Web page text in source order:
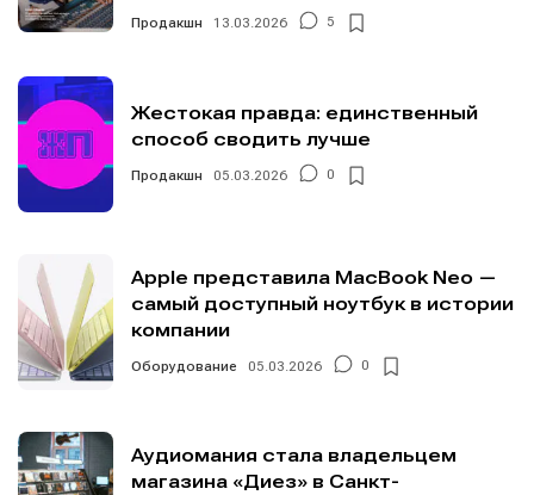
Продакшн 13.03.2026 5
Жестокая правда: единственный
способ сводить лучше
Продакшн 05.03.2026 0
Apple представила MacBook Neo —
самый доступный ноутбук в истории
компании
Оборудование 05.03.2026 0
Аудиомания стала владельцем
магазина «Диез» в Санкт-